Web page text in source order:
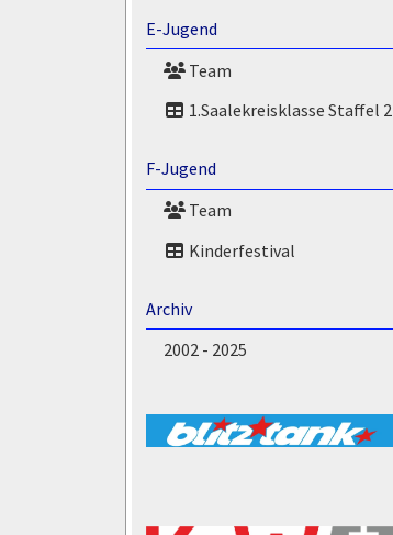
E-Jugend
Team
1.Saalekreisklasse Staffel 2
F-Jugend
Team
Kinderfestival
Archiv
2002 - 2025